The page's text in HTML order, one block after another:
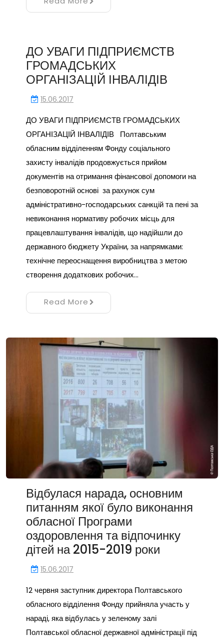
ДО УВАГИ ПІДПРИЄМСТВ
ГРОМАДСЬКИХ
ОРГАНІЗАЦІЙ ІНВАЛІДІВ
15.06.2017
ДО УВАГИ ПІДПРИЄМСТВ ГРОМАДСЬКИХ
ОРГАНІЗАЦІЙ ІНВАЛІДІВ Полтавським
обласним відділенням Фонду соціального
захисту інвалідів продовжується прийом
документів на отримання фінансової допомоги на
безповоротній основі за рахунок сум
адміністративно-господарських санкцій та пені за
невиконання нормативу робочих місць для
працевлаштування інвалідів, що надійшли до
державного бюджету України, за напрямками:
технічне переоснащення виробництва з метою
створення додаткових робочих…
Read More
Відбулася нарада, основним
питанням якої було виконання
обласної Програми
оздоровлення та відпочинку
дітей на 2015-2019 роки
15.06.2017
12 червня заступник директора Полтавського
обласного відділення Фонду прийняла участь у
нараді, яка відбулась у зеленому залі
Полтавської обласної державної адміністрації під